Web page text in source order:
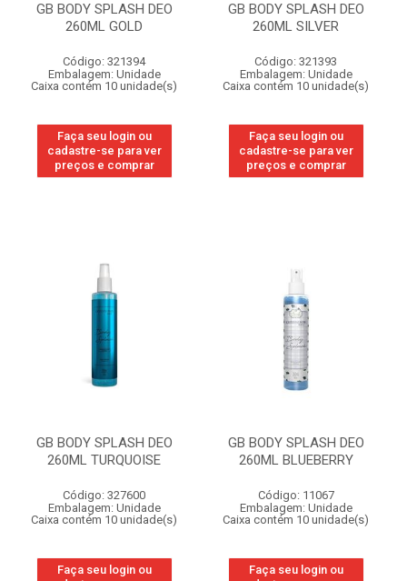
GB BODY SPLASH DEO
260ML GOLD
Código: 321394
Embalagem: Unidade
Caixa contém 10 unidade(s)
Faça seu login ou
cadastre-se para ver
preços e comprar
GB BODY SPLASH DEO
260ML SILVER
Código: 321393
Embalagem: Unidade
Caixa contém 10 unidade(s)
Faça seu login ou
cadastre-se para ver
preços e comprar
GB BODY SPLASH DEO
260ML TURQUOISE
Código: 327600
Embalagem: Unidade
Caixa contém 10 unidade(s)
Faça seu login ou
GB BODY SPLASH DEO
260ML BLUEBERRY
Código: 11067
Embalagem: Unidade
Caixa contém 10 unidade(s)
Faça seu login ou